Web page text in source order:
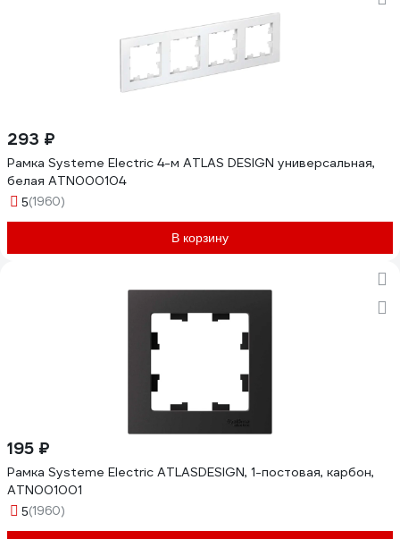
293 ₽
Рамка Systeme Electric 4-м ATLAS DESIGN универсальная,
белая ATN000104
5(1960)
В корзину
195 ₽
Рамка Systeme Electric ATLASDESIGN, 1-постовая, карбон,
ATN001001
5(1960)